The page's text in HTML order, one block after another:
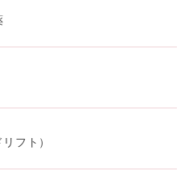
フト）